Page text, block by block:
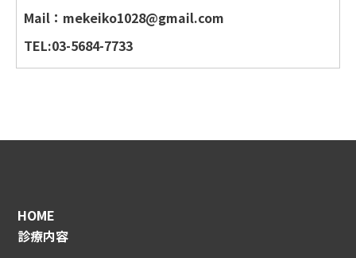
Mail：mekeiko1028@gmail.com
TEL:03-5684-7733
HOME
診療内容